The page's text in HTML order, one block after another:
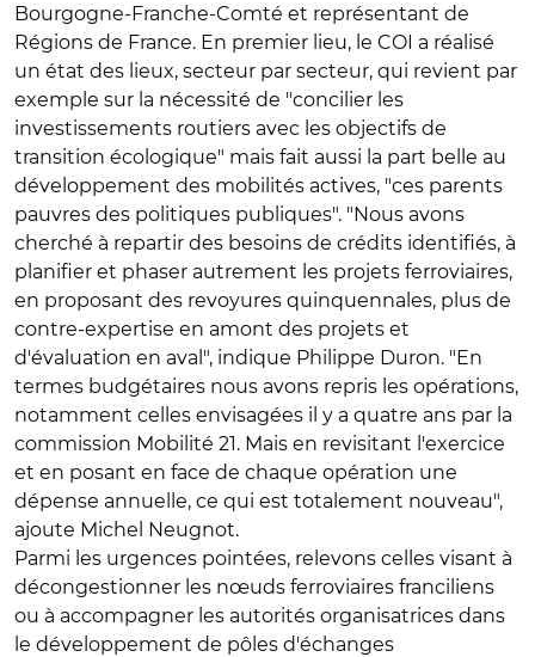
Bourgogne-Franche-Comté et représentant de
Régions de France. En premier lieu, le COI a réalisé
un état des lieux, secteur par secteur, qui revient par
exemple sur la nécessité de "concilier les
investissements routiers avec les objectifs de
transition écologique" mais fait aussi la part belle au
développement des mobilités actives, "ces parents
pauvres des politiques publiques". "Nous avons
cherché à repartir des besoins de crédits identifiés, à
planifier et phaser autrement les projets ferroviaires,
en proposant des revoyures quinquennales, plus de
contre-expertise en amont des projets et
d'évaluation en aval", indique Philippe Duron. "En
termes budgétaires nous avons repris les opérations,
notamment celles envisagées il y a quatre ans par la
commission Mobilité 21. Mais en revisitant l'exercice
et en posant en face de chaque opération une
dépense annuelle, ce qui est totalement nouveau",
ajoute Michel Neugnot.
Parmi les urgences pointées, relevons celles visant à
décongestionner les nœuds ferroviaires franciliens
ou à accompagner les autorités organisatrices dans
le développement de pôles d'échanges